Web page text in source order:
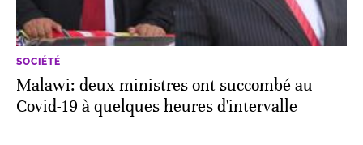
SOCIÉTÉ
Malawi: deux ministres ont succombé au
Covid-19 à quelques heures d'intervalle